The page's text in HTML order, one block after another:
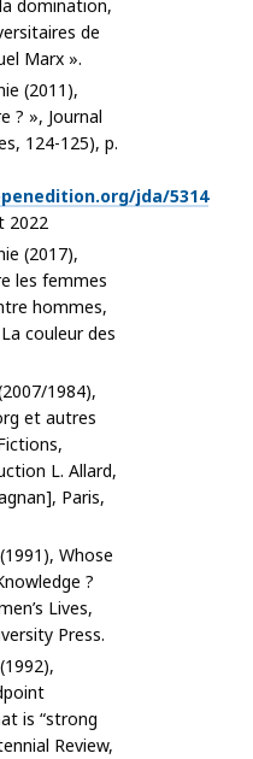
domination,
de
Marx ».
(2011),
? », Journal
124-125), p.
jda/5314
2022
(2017),
les femmes
hommes,
couleur des
1984),
et autres
L. Allard,
Paris,
Whose
?
Lives,
Press.
is “strong
Review,